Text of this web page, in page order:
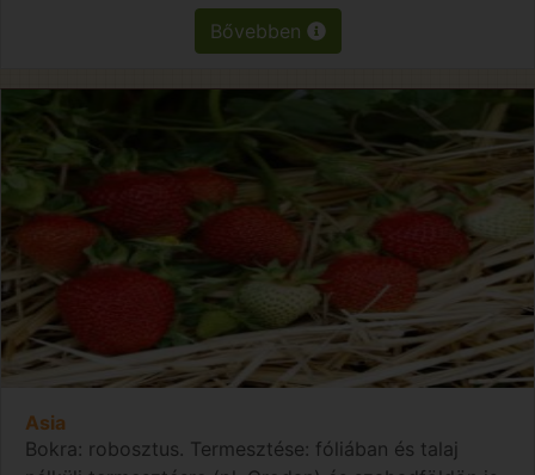
Bővebben
Asia
Bokra: robosztus. Termesztése: fóliában és talaj